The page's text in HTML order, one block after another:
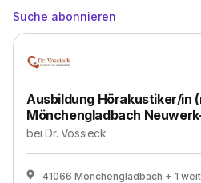
Suche abonnieren
Ausbildung Hörakustiker/in
Mönchengladbach
beiDr. Vossieck
41066 Mönchengladbach + 1